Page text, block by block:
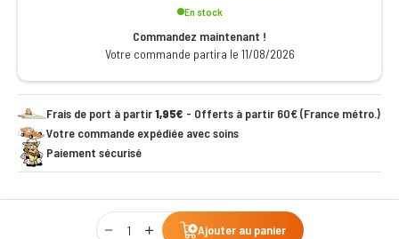
En stock
Commandez maintenant !
Votre commande partira le 11/08/2026
Frais de port à partir1,95€ - Offerts à partir 60€ (France métro.)
Votre commande expédiée avec soins
Paiement sécurisé
Qty
Ajouter au panier